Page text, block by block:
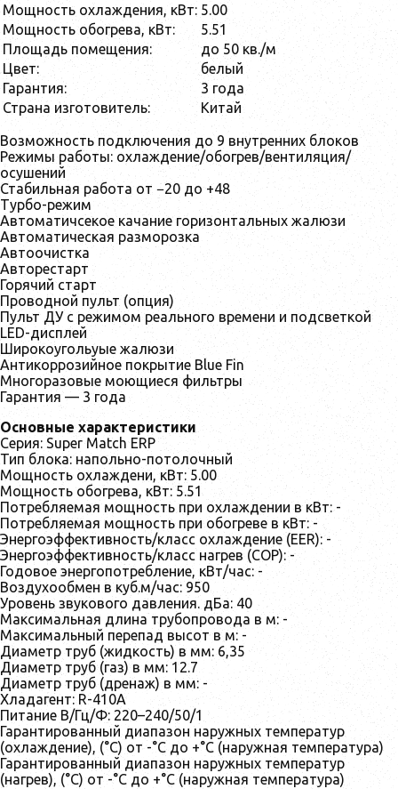
Мощность охлаждения, кВт: 5.00
Мощность обогрева, кВт:
5.51
Площадь помещения:
до 50 кв./м
Цвет:
белый
Гарантия:
3 года
Страна изготовитель:
Китай
Возможность подключения до 9 внутренних блоков
Режимы работы: охлаждение/обогрев/вентиляция/
осушений
Стабильная работа от −20 до +48
Турбо-режим
Автоматичсекое качание горизонтальных жалюзи
Автоматическая разморозка
Автоочистка
Авторестарт
Горячий старт
Проводной пульт (опция)
Пульт ДУ с режимом реального времени и подсветкой
LED-дисплей
Широкоугольyые жалюзи
Антикоррозийное покрытие Blue Fin
Многоразовые моющиеся фильтры
Гарантия — 3 года
Основные характеристики
Серия: Super Match ERP
Тип блока: напольно-потолочный
Мощность охлаждени, кВт: 5.00
Мощность обогрева, кВт: 5.51
Потребляемая мощность при охлаждении в кВт: -
Потребляемая мощность при обогреве в кВт: -
Энергоэффективность/класс охлаждение (EER): -
Энергоэффективность/класс нагрев (COP): -
Годовое энергопотребление, кВт/час: -
Воздухообмен в куб.м/час: 950
Уровень звукового давления. дБа: 40
Максимальная длина трубопровода в м: -
Максимальный перепад высот в м: -
Диаметр труб (жидкость) в мм: 6,35
Диаметр труб (газ) в мм: 12.7
Диаметр труб (дренаж) в мм: -
Хладагент: R-410А
Питание В/Гц/Ф: 220–240/50/1
Гарантированный диапазон наружных температур
(охлаждение), (°C) от -°С до +°С (наружная температура)
Гарантированный диапазон наружных температур
(нагрев), (°C) от -°С до +°С (наружная температура)